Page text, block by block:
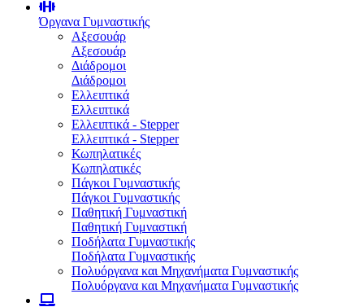
Όργανα Γυμναστικής
Αξεσουάρ
Αξεσουάρ
Διάδρομοι
Διάδρομοι
Ελλειπτικά
Ελλειπτικά
Ελλειπτικά - Stepper
Ελλειπτικά - Stepper
Κωπηλατικές
Κωπηλατικές
Πάγκοι Γυμναστικής
Πάγκοι Γυμναστικής
Παθητική Γυμναστική
Παθητική Γυμναστική
Ποδήλατα Γυμναστικής
Ποδήλατα Γυμναστικής
Πολυόργανα και Μηχανήματα Γυμναστικής
Πολυόργανα και Μηχανήματα Γυμναστικής